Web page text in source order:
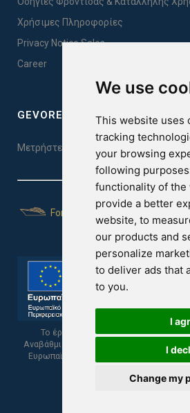
We use
This website uses
tracking
your browsing
following
functionality of the
provide a better
website, to
our products and
personalize
to deliver ads that
to you.
I
I
Change my
Χρήσιμες Πληροφορίες
Privacy Notice Sales
Career
GEVOREST SLEEP QUALITY
Μετρήστε την ποιότητα του ύπνου
For Yachts
Το έργο υποβλήθηκε στα πλαίσια
Αναβάθμισης των Επιχειρήσεων και
Ευρωπαϊκό Ταμείο Περιφερειακής